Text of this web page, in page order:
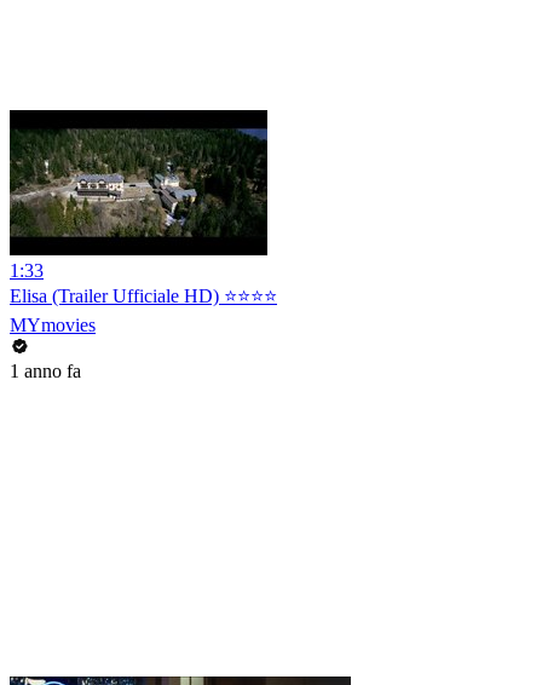
1:33
Elisa (Trailer Ufficiale HD) ⭐️⭐️⭐️⭐️
MYmovies
1 anno fa